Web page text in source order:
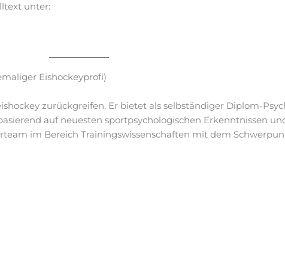
unter:
Eishockeyprofi)
zurückgreifen. Er bietet als selbständiger Diplom-
auf neuesten sportpsychologischen Erkenntnissen
im Bereich Trainingswissenschaften mit dem